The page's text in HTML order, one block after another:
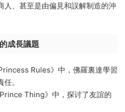
人、甚至是由偏見和誤解制造的沖
成長議題
Rules》中，佛羅裏達學習
。
Prince Thing》中，探讨了友誼的